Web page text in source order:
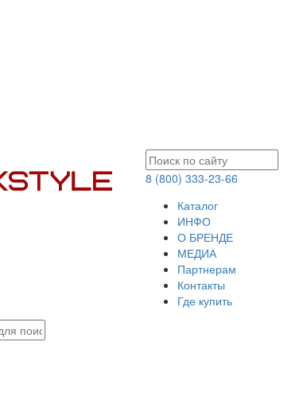
8 (800) 333-23-66
Каталог
ИНФО
О БРЕНДЕ
МЕДИА
Партнерам
Контакты
Где купить